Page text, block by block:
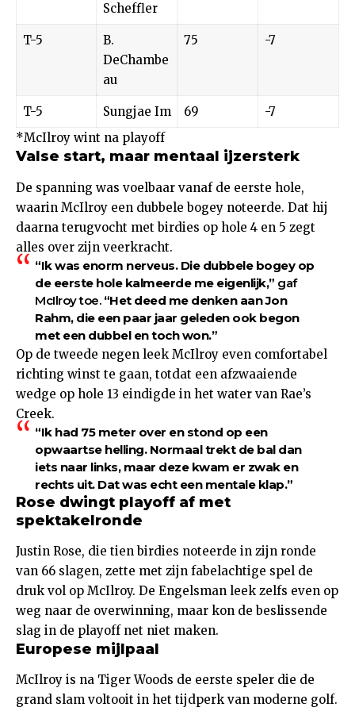
Scheffler
T-5
B.
DeChambe
au
75 -7
T-5 Sungjae Im 69
-7
*McIlroy wint na playoff
Valse start, maar mentaal ijzersterk
De spanning was voelbaar vanaf de eerste hole,
waarin McIlroy een dubbele bogey noteerde. Dat hij
daarna terugvocht met birdies op hole 4 en 5 zegt
alles over zijn veerkracht.
“Ik was enorm nerveus. Die dubbele bogey op
de eerste hole kalmeerde me eigenlijk,” gaf
McIlroy toe. “Het deed me denken aan Jon
Rahm, die een paar jaar geleden ook begon
met een dubbel en toch won.”
Op de tweede negen leek McIlroy even comfortabel
richting winst te gaan, totdat een afzwaaiende
wedge op hole 13 eindigde in het water van Rae’s
Creek.
“Ik had 75 meter over en stond op een
opwaartse helling. Normaal trekt de bal dan
iets naar links, maar deze kwam er zwak en
rechts uit. Dat was echt een mentale klap.”
Rose dwingt playoff af met
spektakelronde
Justin Rose, die tien birdies noteerde in zijn ronde
van 66 slagen, zette met zijn fabelachtige spel de
druk vol op McIlroy. De Engelsman leek zelfs even op
weg naar de overwinning, maar kon de beslissende
slag in de playoff net niet maken.
Europese mijlpaal
McIlroy is na Tiger Woods de eerste speler die de
grand slam voltooit in het tijdperk van moderne golf.